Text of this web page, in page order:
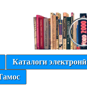
Каталоги электронӣ